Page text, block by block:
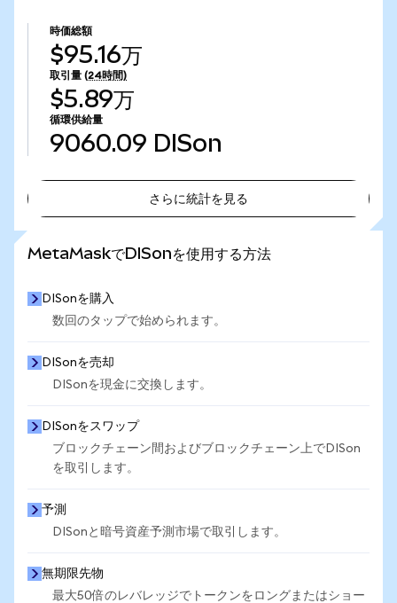
時価総額
$95.16万
取引量 (24時間)
$5.89万
循環供給量
9060.09 DISon
さらに統計を見る
MetaMaskでDISonを使用する方法
DISonを購入
数回のタップで始められます。
DISonを売却
DISonを現金に交換します。
DISonをスワップ
ブロックチェーン間およびブロックチェーン上でDISon
を取引します。
予測
DISonと暗号資産予測市場で取引します。
無期限先物
最大50倍のレバレッジでトークンをロングまたはショー